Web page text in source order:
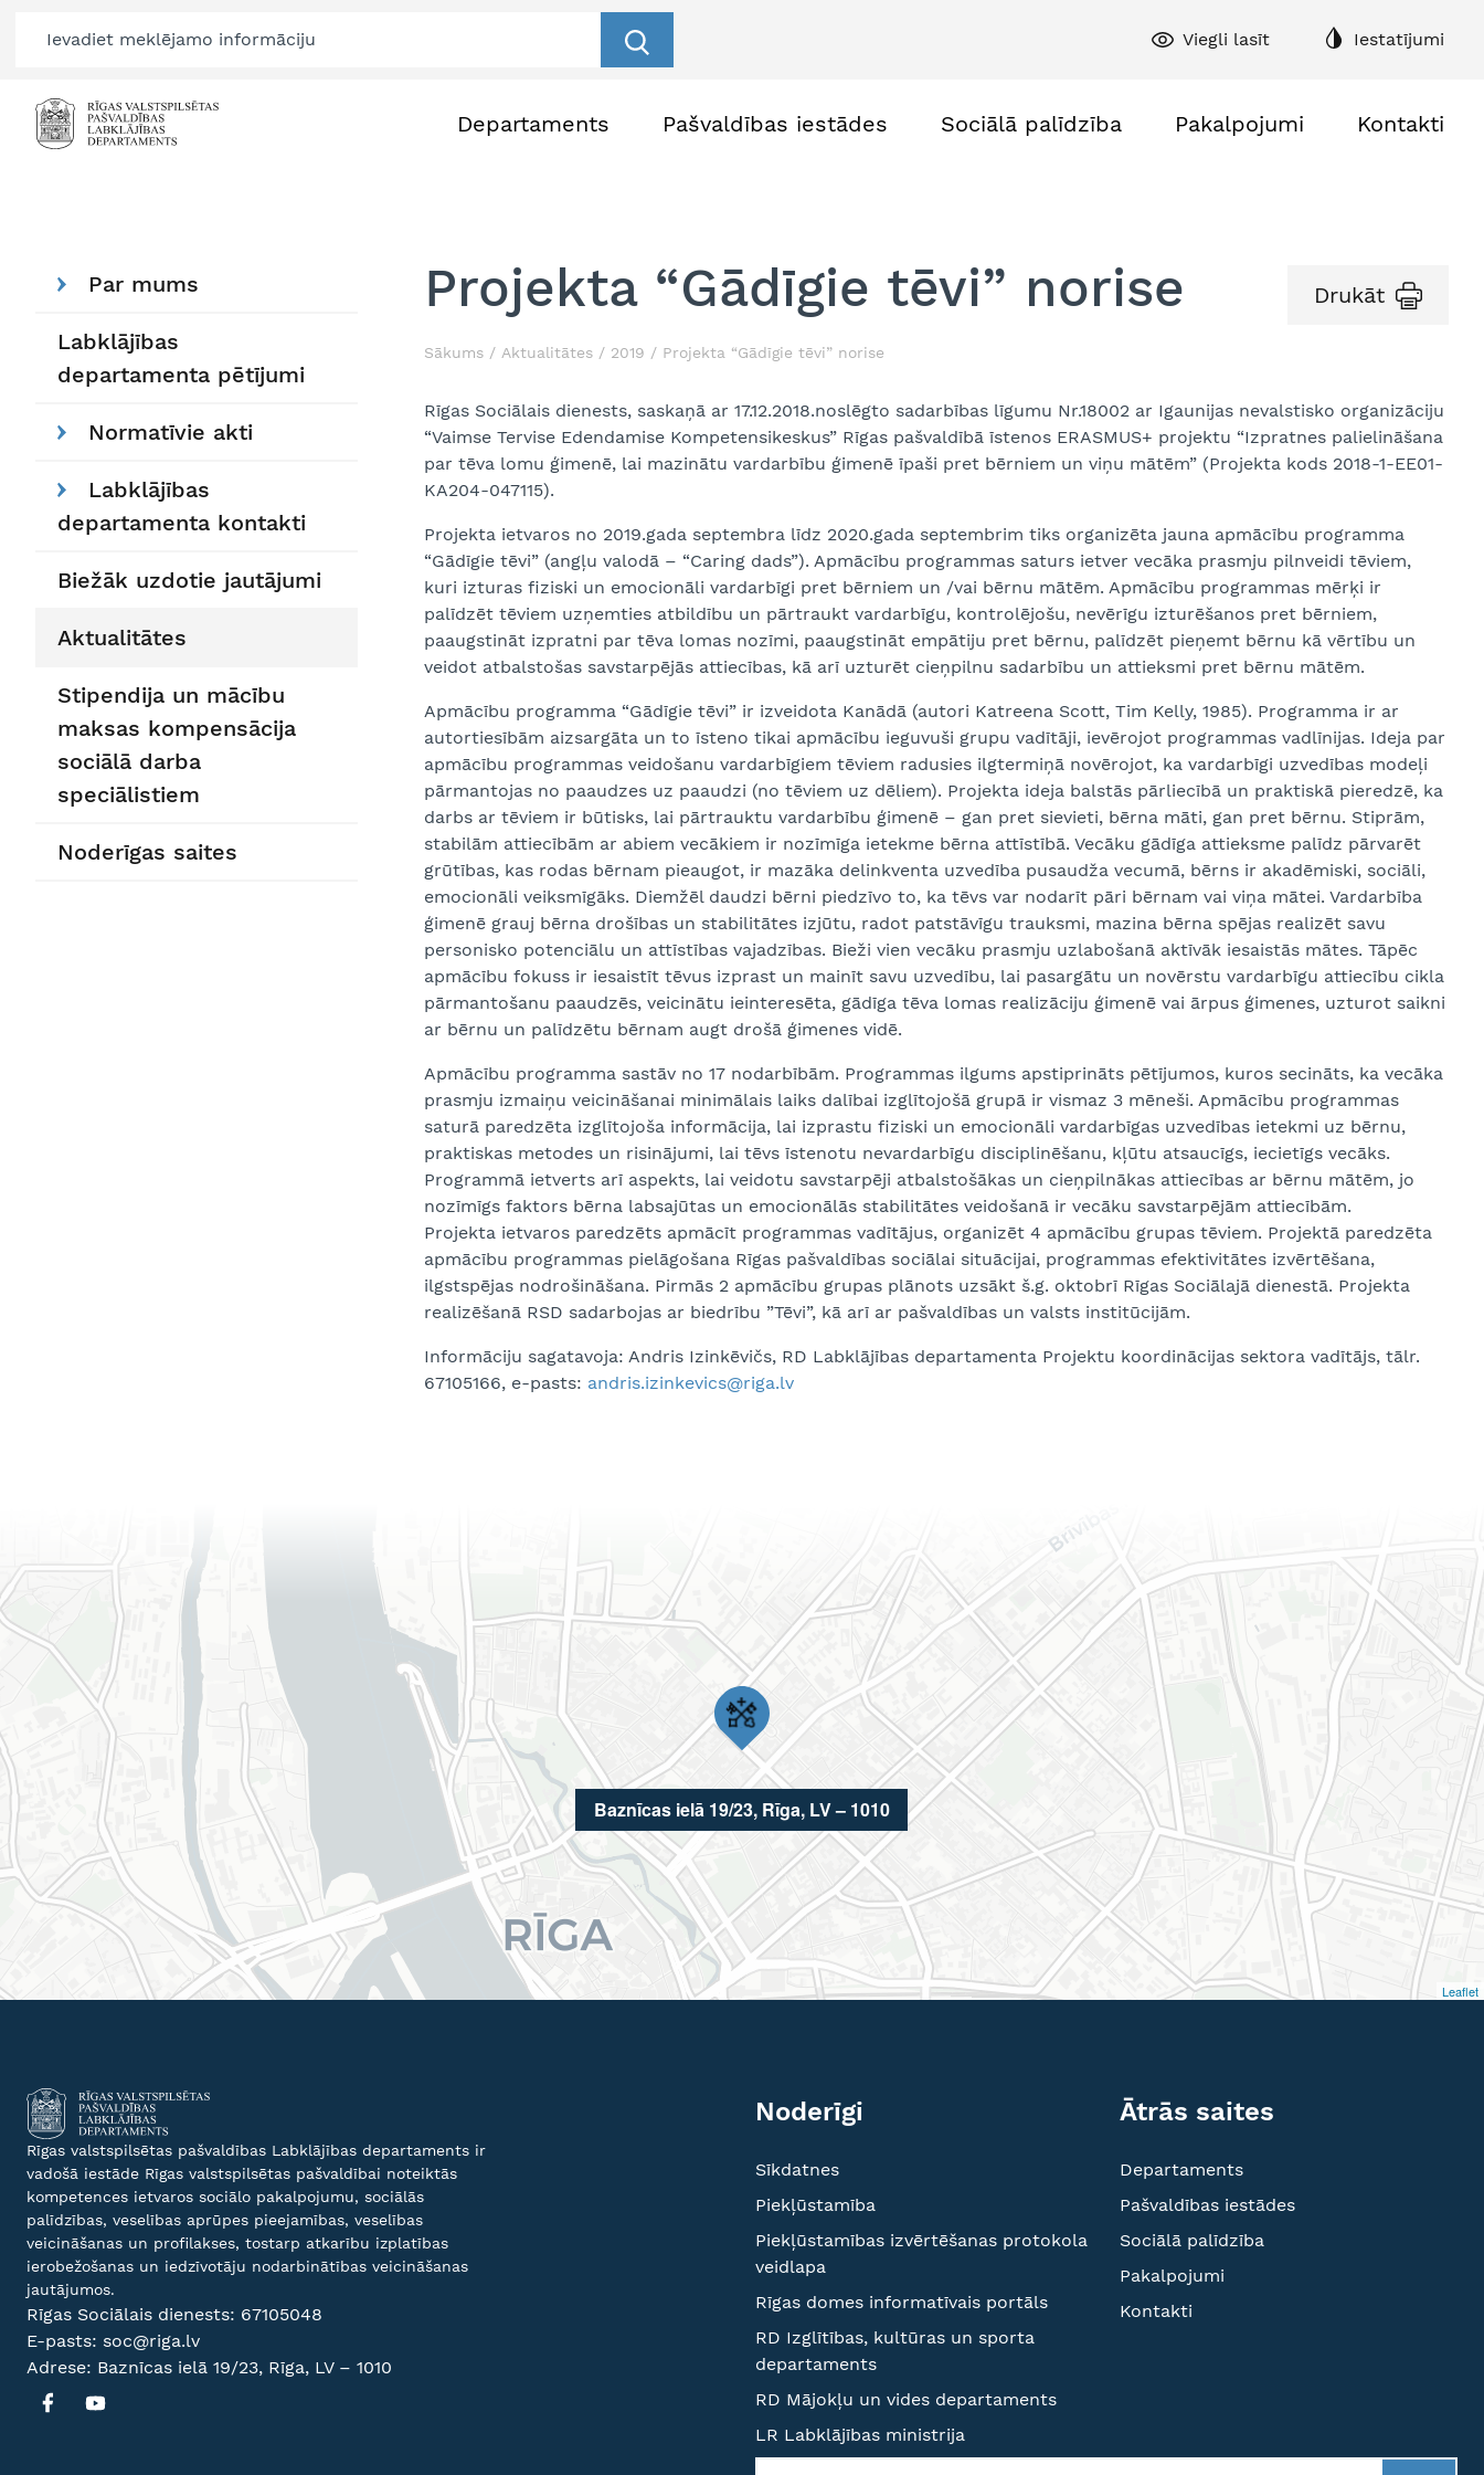
Viegli lasīt Iestatījumi
Departaments Pašvaldības iestādes Sociālā palīdzība Pakalpojumi Kontakti
Par mums
Labklājības
departamenta pētījumi
Normatīvie akti
Labklājības
departamenta kontakti
Biežāk uzdotie jautājumi
Aktualitātes
Stipendija un mācību
maksas kompensācija
sociālā darba
speciālistiem
Noderīgas saites
Projekta “Gādīgie tēvi” norise Drukāt
Sākums Aktualitātes 2019 Projekta “Gādīgie tēvi” norise
Rīgas Sociālais dienests, saskaņā ar 17.12.2018.noslēgto sadarbības līgumu Nr.18002 ar Igaunijas nevalstisko organizāciju
“Vaimse Tervise Edendamise Kompetensikeskus” Rīgas pašvaldībā īstenos ERASMUS+ projektu “Izpratnes palielināšana
par tēva lomu ģimenē, lai mazinātu vardarbību ģimenē īpaši pret bērniem un viņu mātēm” (Projekta kods 2018-1-EE01-
KA204-047115).
Projekta ietvaros no 2019.gada septembra līdz 2020.gada septembrim tiks organizēta jauna apmācību programma
“Gādīgie tēvi” (angļu valodā – “Caring dads”). Apmācību programmas saturs ietver vecāka prasmju pilnveidi tēviem,
kuri izturas fiziski un emocionāli vardarbīgi pret bērniem un /vai bērnu mātēm. Apmācību programmas mērķi ir
palīdzēt tēviem uzņemties atbildību un pārtraukt vardarbīgu, kontrolējošu, nevērīgu izturēšanos pret bērniem,
paaugstināt izpratni par tēva lomas nozīmi, paaugstināt empātiju pret bērnu, palīdzēt pieņemt bērnu kā vērtību un
veidot atbalstošas savstarpējās attiecības, kā arī uzturēt cieņpilnu sadarbību un attieksmi pret bērnu mātēm.
Apmācību programma “Gādīgie tēvi” ir izveidota Kanādā (autori Katreena Scott, Tim Kelly, 1985). Programma ir ar
autortiesībām aizsargāta un to īsteno tikai apmācību ieguvuši grupu vadītāji, ievērojot programmas vadlīnijas. Ideja par
apmācību programmas veidošanu vardarbīgiem tēviem radusies ilgtermiņā novērojot, ka vardarbīgi uzvedības modeļi
pārmantojas no paaudzes uz paaudzi (no tēviem uz dēliem). Projekta ideja balstās pārliecībā un praktiskā pieredzē, ka
darbs ar tēviem ir būtisks, lai pārtrauktu vardarbību ģimenē – gan pret sievieti, bērna māti, gan pret bērnu. Stiprām,
stabilām attiecībām ar abiem vecākiem ir nozīmīga ietekme bērna attīstībā. Vecāku gādīga attieksme palīdz pārvarēt
grūtības, kas rodas bērnam pieaugot, ir mazāka delinkventa uzvedība pusaudža vecumā, bērns ir akadēmiski, sociāli,
emocionāli veiksmīgāks. Diemžēl daudzi bērni piedzīvo to, ka tēvs var nodarīt pāri bērnam vai viņa mātei. Vardarbība
ģimenē grauj bērna drošības un stabilitātes izjūtu, radot patstāvīgu trauksmi, mazina bērna spējas realizēt savu
personisko potenciālu un attīstības vajadzības. Bieži vien vecāku prasmju uzlabošanā aktīvāk iesaistās mātes. Tāpēc
apmācību fokuss ir iesaistīt tēvus izprast un mainīt savu uzvedību, lai pasargātu un novērstu vardarbīgu attiecību cikla
pārmantošanu paaudzēs, veicinātu ieinteresēta, gādīga tēva lomas realizāciju ģimenē vai ārpus ģimenes, uzturot saikni
ar bērnu un palīdzētu bērnam augt drošā ģimenes vidē.
Apmācību programma sastāv no 17 nodarbībām. Programmas ilgums apstiprināts pētījumos, kuros secināts, ka vecāka
prasmju izmaiņu veicināšanai minimālais laiks dalībai izglītojošā grupā ir vismaz 3 mēneši. Apmācību programmas
saturā paredzēta izglītojoša informācija, lai izprastu fiziski un emocionāli vardarbīgas uzvedības ietekmi uz bērnu,
praktiskas metodes un risinājumi, lai tēvs īstenotu nevardarbīgu disciplinēšanu, kļūtu atsaucīgs, iecietīgs vecāks.
Programmā ietverts arī aspekts, lai veidotu savstarpēji atbalstošākas un cieņpilnākas attiecības ar bērnu mātēm, jo
nozīmīgs faktors bērna labsajūtas un emocionālās stabilitātes veidošanā ir vecāku savstarpējām attiecībām.
Projekta ietvaros paredzēts apmācīt programmas vadītājus, organizēt 4 apmācību grupas tēviem. Projektā paredzēta
apmācību programmas pielāgošana Rīgas pašvaldības sociālai situācijai, programmas efektivitātes izvērtēšana,
ilgstspējas nodrošināšana. Pirmās 2 apmācību grupas plānots uzsākt š.g. oktobrī Rīgas Sociālajā dienestā. Projekta
realizēšanā RSD sadarbojas ar biedrību ”Tēvi”, kā arī ar pašvaldības un valsts institūcijām.
Informāciju sagatavoja: Andris Izinkēvičs, RD Labklājības departamenta Projektu koordinācijas sektora vadītājs, tālr.
67105166, e-pasts: andris.izinkevics@riga.lv
Baznīcas ielā 19/23, Rīga, LV – 1010
Leaflet
Rīgas valstspilsētas pašvaldības Labklājības departaments ir
vadošā iestāde Rīgas valstspilsētas pašvaldībai noteiktās
kompetences ietvaros sociālo pakalpojumu, sociālās
palīdzības, veselības aprūpes pieejamības, veselības
veicināšanas un profilakses, tostarp atkarību izplatības
ierobežošanas un iedzīvotāju nodarbinātības veicināšanas
jautājumos.
Rīgas Sociālais dienests: 67105048
E-pasts: soc@riga.lv
Adrese: Baznīcas ielā 19/23, Rīga, LV – 1010
Noderīgi
Sīkdatnes
Piekļūstamība
Piekļūstamības izvērtēšanas protokola
veidlapa
Rīgas domes informatīvais portāls
RD Izglītības, kultūras un sporta
departaments
RD Mājokļu un vides departaments
LR Labklājības ministrija
Ātrās saites
Departaments
Pašvaldības iestādes
Sociālā palīdzība
Pakalpojumi
Kontakti